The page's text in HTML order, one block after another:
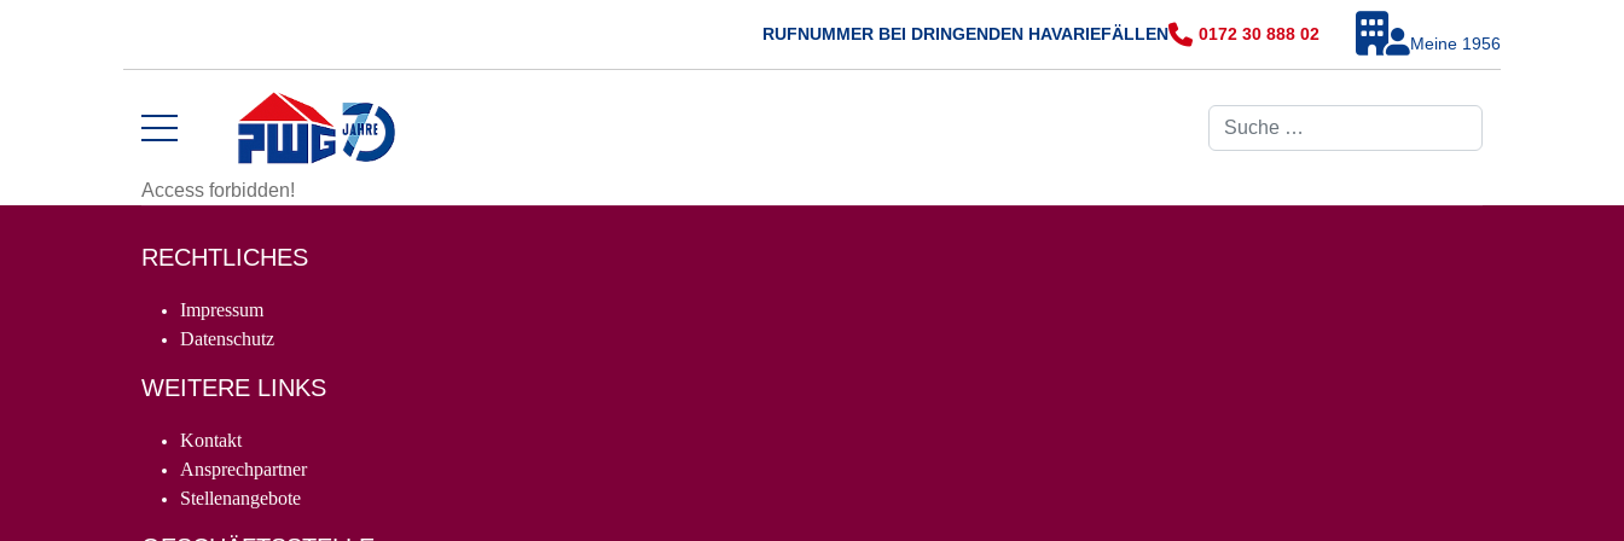
RUFNUMMER BEI DRINGENDEN HAVARIEFÄLLEN 0172 30 888 02 Meine 1956
Suchen
Access forbidden!
RECHTLICHES
Impressum
Datenschutz
WEITERE LINKS
Kontakt
Ansprechpartner
Stellenangebote